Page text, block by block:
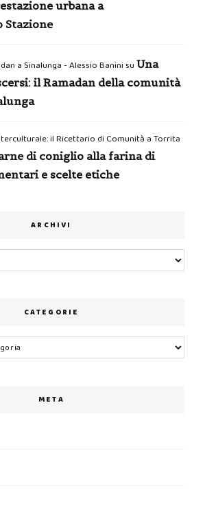
urbana a
Stazione
a Sinalunga - Alessio Banini su Una
il Ramadan della comunità
il Ricettario di Comunità a Torrita
di coniglio alla farina di
e scelte etiche
ARCHIVI
CATEGORIE
META